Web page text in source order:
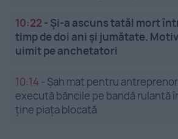
10:22 - Și-a ascuns tatăl mort
timp de doi ani și jumătate.
uimit pe anchetatori
10:14 - Șah mat pentru
execută băncile pe bandă rulantă
ține piața blocată